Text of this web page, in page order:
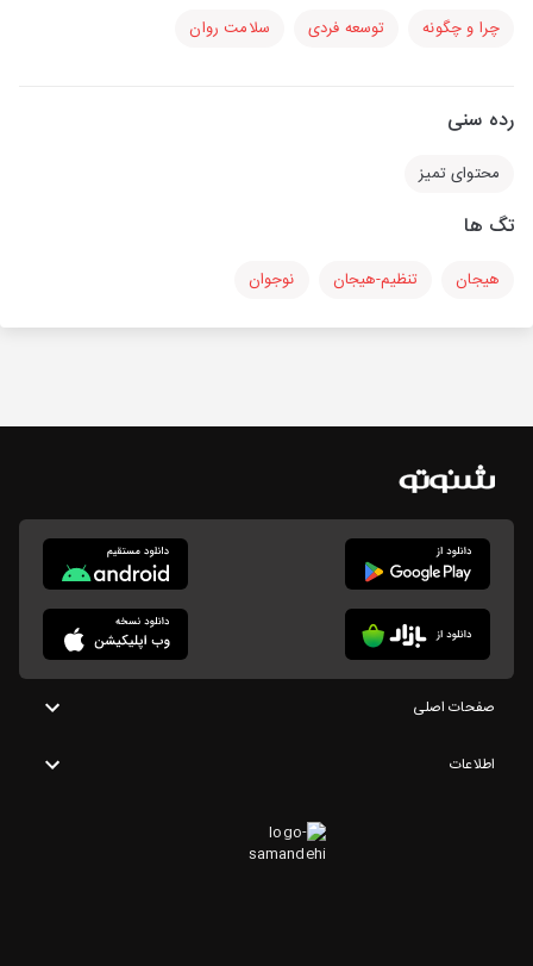
چرا و چگونه توسعه فردی سلامت روان
رده سنی
محتوای تمیز
تگ ها
هیجان تنظیم-هیجان نوجوان
صفحات اصلی
اطلاعات